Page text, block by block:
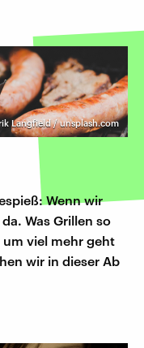
Langfield / unsplash.com
Wenn wir
Was Grillen so
viel mehr geht
wir in dieser Ab